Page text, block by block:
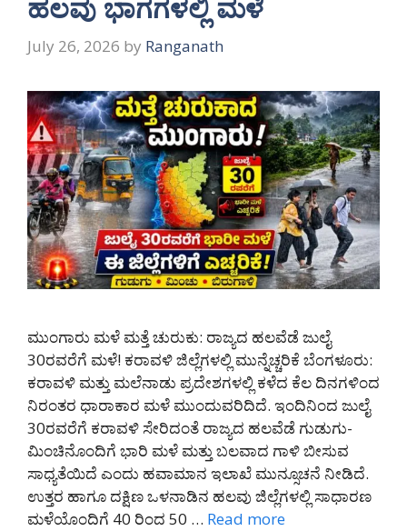
ಹಲವು ಭಾಗಗಳಲ್ಲಿ ಮಳೆ
July 26, 2026 by Ranganath
ಮುಂಗಾರು ಮಳೆ ಮತ್ತೆ ಚುರುಕು: ರಾಜ್ಯದ ಹಲವೆಡೆ ಜುಲೈ
30ರವರೆಗೆ ಮಳೆ! ಕರಾವಳಿ ಜಿಲ್ಲೆಗಳಲ್ಲಿ ಮುನ್ನೆಚ್ಚರಿಕೆ ಬೆಂಗಳೂರು:
ಕರಾವಳಿ ಮತ್ತು ಮಲೆನಾಡು ಪ್ರದೇಶಗಳಲ್ಲಿ ಕಳೆದ ಕೆಲ ದಿನಗಳಿಂದ
ನಿರಂತರ ಧಾರಾಕಾರ ಮಳೆ ಮುಂದುವರಿದಿದೆ. ಇಂದಿನಿಂದ ಜುಲೈ
30ರವರೆಗೆ ಕರಾವಳಿ ಸೇರಿದಂತೆ ರಾಜ್ಯದ ಹಲವೆಡೆ ಗುಡುಗು-
ಮಿಂಚಿನೊಂದಿಗೆ ಭಾರಿ ಮಳೆ ಮತ್ತು ಬಲವಾದ ಗಾಳಿ ಬೀಸುವ
ಸಾಧ್ಯತೆಯಿದೆ ಎಂದು ಹವಾಮಾನ ಇಲಾಖೆ ಮುನ್ಸೂಚನೆ ನೀಡಿದೆ.
ಉತ್ತರ ಹಾಗೂ ದಕ್ಷಿಣ ಒಳನಾಡಿನ ಹಲವು ಜಿಲ್ಲೆಗಳಲ್ಲಿ ಸಾಧಾರಣ
ಮಳೆಯೊಂದಿಗೆ 40 ರಿಂದ 50 … Read more